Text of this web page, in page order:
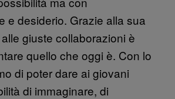
e desiderio. Grazie alla sua
giuste collaborazioni è
quello che oggi è. Con lo
di poter dare ai giovani
di immaginare, di